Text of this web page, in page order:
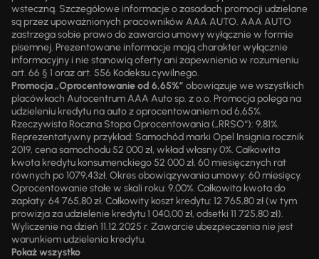
wsteczną. Szczegółowe informacje o zasadach promocji udzielane
są przez upoważnionych pracowników AAA AUTO. AAA AUTO
zastrzega sobie prawo do zawarcia umowy wyłącznie w formie
pisemnej. Prezentowane informacje mają charakter wyłącznie
informacyjny i nie stanowią oferty ani zapewnienia w rozumieniu
art. 66 § 1 oraz art. 556 Kodeksu cywilnego.
Promocja „Oprocentowanie od 6,65%” obowiązuje we wszystkich
placówkach Autocentrum AAA Auto sp. z o.o. Promocja polega na
udzieleniu kredytu na auto z oprocentowaniem od 6,65%.
Rzeczywista Roczna Stopa Oprocentowania („RRSO“): 9,81%.
Reprezentatywny przykład: Samochód marki Opel Insignia rocznik
2019, cena samochodu 52 000 zł, wkład własny 0%. Całkowita
kwota kredytu konsumenckiego 52 000 zł, 60 miesięcznych rat
równych po 1079,43zł. Okres obowiązywania umowy: 60 miesięcy.
Oprocentowanie stałe w skali roku: 9,00%. Całkowita kwota do
zapłaty: 64 765,80 zł. Całkowity koszt kredytu: 12 765,80 zł (w tym
prowizja za udzielenie kredytu 1 040,00 zł, odsetki 11 725,80 zł).
Wyliczenie na dzień 11.12.2025 r. Zawarcie ubezpieczenia nie jest
warunkiem udzielenia kredytu.
Pokaż wszystko